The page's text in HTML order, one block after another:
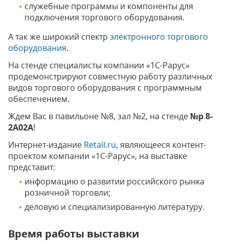
служебные программы и компоненты для
подключения торгового оборудования.
А так же широкий спектр электронного торгового
оборудования.
На стенде специалисты компании «1С-Рарус»
продемонстрируют совместную работу различных
видов торгового оборудования с программным
обеспечением.
Ждем Вас в павильоне №8, зал №2, на стенде №р 8-
2A02A!
Интернет-издание Retail.ru, являющееся контент-
проектом компании «1С-Рарус», на выставке
представит:
информацию о развитии российского рынка
розничной торговли;
деловую и специализированную литературу.
Время работы выставки